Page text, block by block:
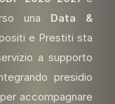
una Data &
e Prestiti sta
a supporto
presidio
accompagnare